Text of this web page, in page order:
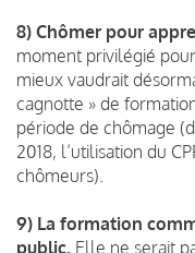
8) Chômer pour
moment privilégié
mieux vaudrait
cagnotte » de
période de chômage
2018, l’utilisation du
chômeurs).
9) La formation
public. Elle ne serait